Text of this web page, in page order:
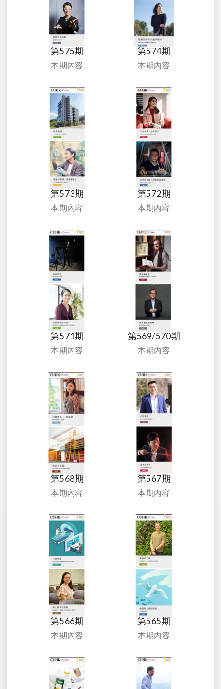
第575期
本期內容
第574期
本期內容
第573期
本期內容
第572期
本期內容
第571期
本期內容
第569/570期
本期內容
第568期
本期內容
第567期
本期內容
第566期
本期內容
第565期
本期內容